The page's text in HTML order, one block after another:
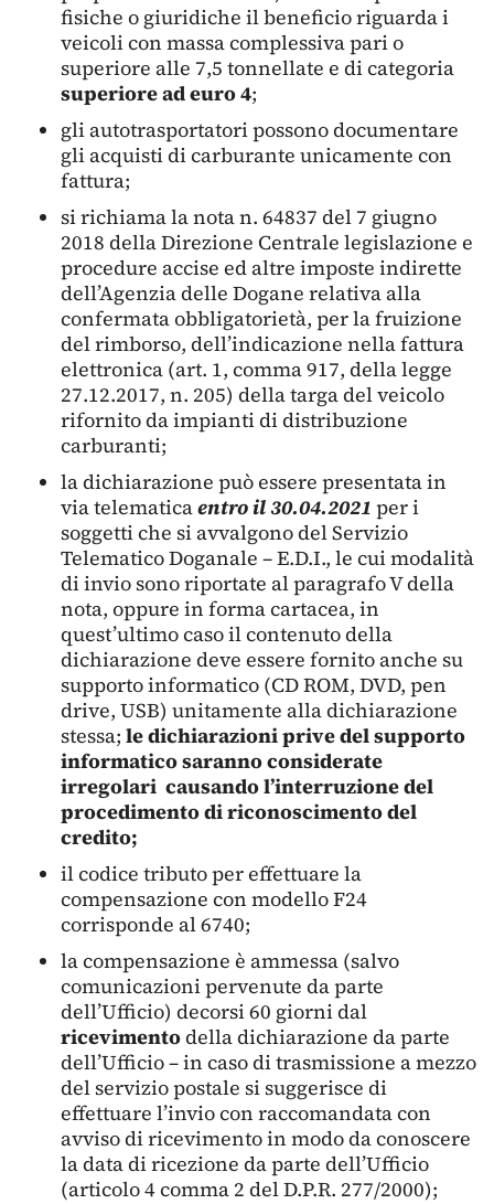
fisiche o giuridiche il beneficio riguarda i
veicoli con massa complessiva pari o
superiore alle 7,5 tonnellate e di categoria
superiore ad euro 4;
gli autotrasportatori possono documentare
gli acquisti di carburante unicamente con
fattura;
si richiama la nota n. 64837 del 7 giugno
2018 della Direzione Centrale legislazione e
procedure accise ed altre imposte indirette
dell’Agenzia delle Dogane relativa alla
confermata obbligatorietà, per la fruizione
del rimborso, dell’indicazione nella fattura
elettronica (art. 1, comma 917, della legge
27.12.2017, n. 205) della targa del veicolo
rifornito da impianti di distribuzione
carburanti;
la dichiarazione può essere presentata in
via telematicaentro il 30.04.2021 per i
soggetti che si avvalgono del Servizio
Telematico Doganale – E.D.I., le cui modalità
di invio sono riportate al paragrafo V della
nota, oppure in forma cartacea, in
quest’ultimo caso il contenuto della
dichiarazione deve essere fornito anche su
supporto informatico (CD ROM, DVD, pen
drive, USB) unitamente alla dichiarazione
stessa; le dichiarazioni prive del supporto
informatico saranno considerate
irregolari causando l’interruzione del
procedimento di riconoscimento del
credito;
il codice tributo per effettuare la
compensazione con modello F24
corrisponde al 6740;
la compensazione è ammessa (salvo
comunicazioni pervenute da parte
dell’Ufficio) decorsi 60 giorni dal
ricevimentodella dichiarazione da parte
dell’Ufficio – in caso di trasmissione a mezzo
del servizio postale si suggerisce di
effettuare l’invio con raccomandata con
avviso di ricevimento in modo da conoscere
la data di ricezione da parte dell’Ufficio
(articolo 4 comma 2 del D.P.R. 277/2000);